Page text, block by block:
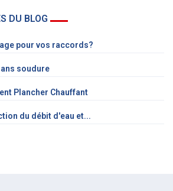
DU BLOG
pour vos raccords?
soudure
Plancher Chauffant
du débit d'eau et...